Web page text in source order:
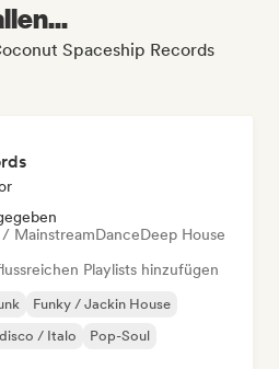
Spaceship Records
MainstreamDanceDeep House
Playlists hinzufügen
Funky / Jackin House
/ Italo Pop-Soul